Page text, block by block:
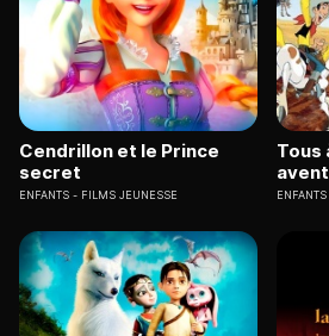
Cendrillon et le Prince
secret
ENFANTS FILMS JEUNESSE
Tous
ENFANTS